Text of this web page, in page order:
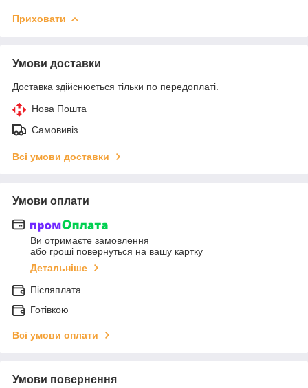
Приховати
Умови доставки
Доставка здійснюється тільки по передоплаті.
Нова Пошта
Самовивіз
Всі умови доставки
Умови оплати
Ви отримаєте замовлення
або гроші повернуться на вашу картку
Детальніше
Післяплата
Готівкою
Всі умови оплати
Умови повернення